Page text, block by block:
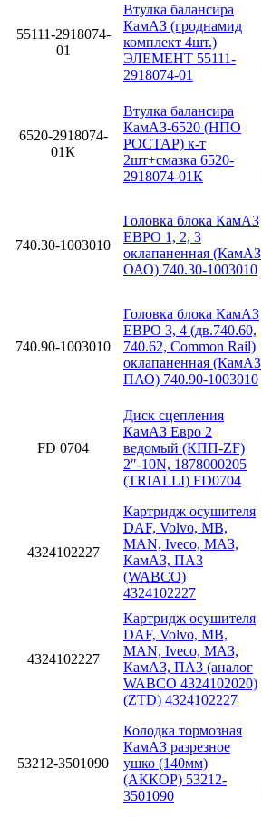
55111-2918074-
01
Втулка балансира
КамАЗ (гроднамид
комплект 4шт.)
ЭЛЕМЕНТ 55111-
2918074-01
6520-2918074-
01К
Втулка балансира
КамАЗ-6520 (НПО
РОСТАР) к-т
2шт+смазка 6520-
2918074-01К
740.30-1003010
Головка блока КамАЗ
ЕВРО 1, 2, 3
оклапаненная (КамАЗ
ОАО) 740.30-1003010
740.90-1003010
Головка блока КамАЗ
ЕВРО 3, 4 (дв.740.60,
740.62, Common Rail)
оклапаненная (КамАЗ
ПАО) 740.90-1003010
FD 0704
Диск сцепления
КамАЗ Евро 2
ведомый (КПП-ZF)
2″-10N, 1878000205
(TRIALLI) FD0704
4324102227
Картридж осушителя
DAF, Volvo, MB,
MAN, Iveco, МАЗ,
КамАЗ, ПА3
(WABCO)
4324102227
4324102227
Картридж осушителя
DAF, Volvo, MB,
MAN, Iveco, МАЗ,
КамАЗ, ПА3 (аналог
WABCO 4324102020)
(ZTD) 4324102227
53212-3501090
Колодка тормозная
КамАЗ разрезное
ушко (140мм)
(АККОР) 53212-
3501090